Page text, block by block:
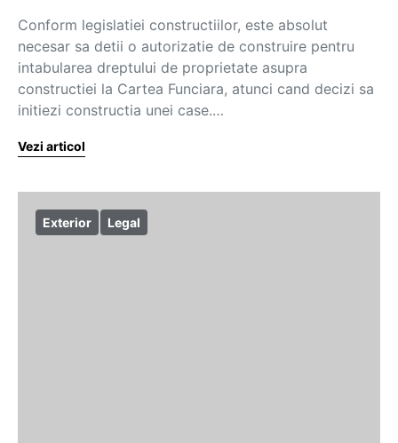
Conform legislatiei constructiilor, este absolut
necesar sa detii o autorizatie de construire pentru
intabularea dreptului de proprietate asupra
constructiei la Cartea Funciara, atunci cand decizi sa
initiezi constructia unei case.…
Vezi articol
Exterior Legal